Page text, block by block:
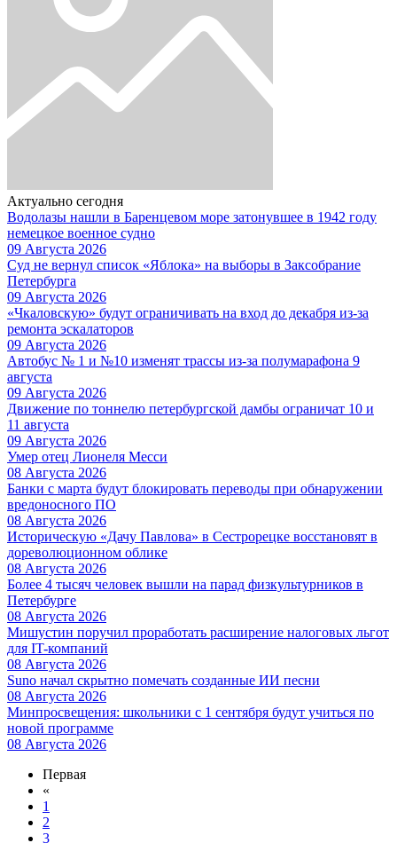
Актуально сегодня
Водолазы нашли в Баренцевом море затонувшее в 1942 году
немецкое военное судно
09 Августа 2026
Суд не вернул список «Яблока» на выборы в Заксобрание
Петербурга
09 Августа 2026
«Чкаловскую» будут ограничивать на вход до декабря из-за
ремонта эскалаторов
09 Августа 2026
Автобус № 1 и №10 изменят трассы из-за полумарафона 9
августа
09 Августа 2026
Движение по тоннелю петербургской дамбы ограничат 10 и
11 августа
09 Августа 2026
Умер отец Лионеля Месси
08 Августа 2026
Банки с марта будут блокировать переводы при обнаружении
вредоносного ПО
08 Августа 2026
Историческую «Дачу Павлова» в Сестрорецке восстановят в
дореволюционном облике
08 Августа 2026
Более 4 тысяч человек вышли на парад физкультурников в
Петербурге
08 Августа 2026
Мишустин поручил проработать расширение налоговых льгот
для IT-компаний
08 Августа 2026
Suno начал скрытно помечать созданные ИИ песни
08 Августа 2026
Минпросвещения: школьники с 1 сентября будут учиться по
новой программе
08 Августа 2026
Первая
«
1
2
3